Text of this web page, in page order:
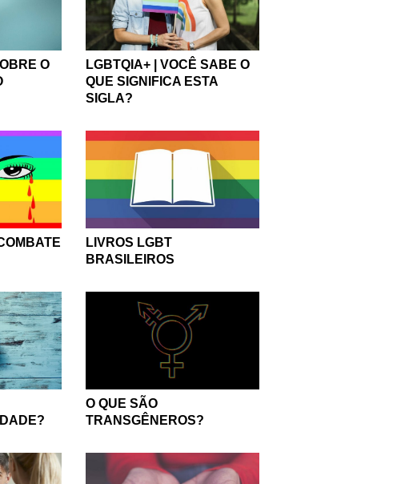
O
LGBTQIA+ | VOCÊ SABE O
QUE SIGNIFICA ESTA
SIGLA?
LIVROS LGBT
BRASILEIROS
O QUE SÃO
TRANSGÊNEROS?